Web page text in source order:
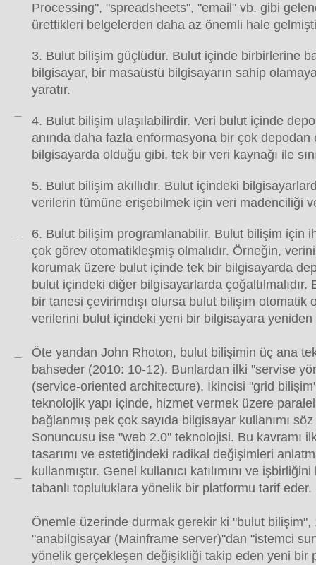
Processing", "spreadsheets", "email" vb. gibi
ürettikleri belgelerden daha az önemli hale
3. Bulut bilişim güçlüdür. Bulut içinde birbirlerine
bilgisayar, bir masaüstü bilgisayarın sahip
yaratır.
4. Bulut bilişim ulaşılabilirdir. Veri bulut içinde
anında daha fazla enformasyona bir çok depodan
bilgisayarda olduğu gibi, tek bir veri kaynağı ile
5. Bulut bilişim akıllıdır. Bulut içindeki
verilerin tümüne erişebilmek için veri madenciliği
6. Bulut bilişim programlanabilir. Bulut bilişim için
çok görev otomatikleşmiş olmalıdır. Örneğin,
korumak üzere bulut içinde tek bir bilgisayarda
bulut içindeki diğer bilgisayarlarda
bir tanesi çevirimdışı olursa bulut bilişim otomatik
verilerini bulut içindeki yeni bir bilgisayara yeniden
Öte yandan John Rhoton, bulut bilişimin üç ana
bahseder (2010: 10-12). Bunlardan ilki "servise
(service-oriented architecture). İkincisi "grid
teknolojik yapı içinde, hizmet vermek üzere
bağlanmış pek çok sayıda bilgisayar kullanımı
Sonuncusu ise "web 2.0" teknolojisi. Bu kavramı
tasarımı ve estetiğindeki radikal değişimleri
kullanmıştır. Genel kullanıcı katılımını ve
tabanlı topluluklara yönelik bir platformu tarif eder.
Önemle üzerinde durmak gerekir ki "bulut
"anabilgisayar (Mainframe server)"dan "istemci
yönelik gerçekleşen değişikliği takip eden yeni bir